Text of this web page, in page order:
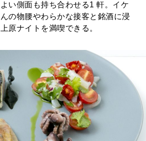
未来をつくる、学びの教科書。」
号「良運を掴む 新・開運術。」
1月号「猫がいれば、幸せ」
12月号「お酒の新常識。」
い側面も持ち合わせる1 軒。イケ
の物腰やわらかな接客と銘酒に浸
原ナイトを満喫できる。